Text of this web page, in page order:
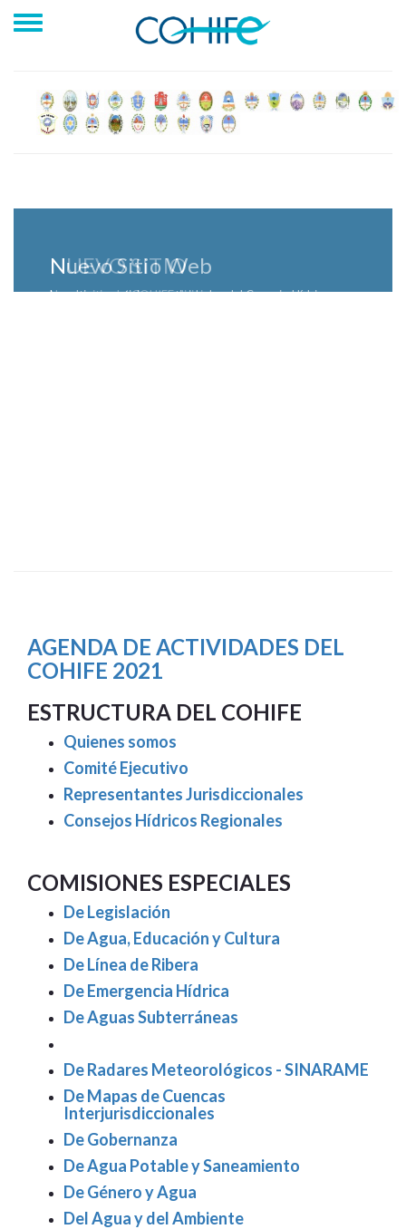
NUEVO SITIO
Nuevo sitio del COHIFE dirigirse a
AGENDA DE ACTIVIDADES DEL
COHIFE 2021
ESTRUCTURA DEL COHIFE
Quienes somos
Comité Ejecutivo
Representantes Jurisdiccionales
Consejos Hídricos Regionales
COMISIONES ESPECIALES
De Legislación
De Agua, Educación y Cultura
De Línea de Ribera
De Emergencia Hídrica
De Aguas Subterráneas
De Radares Meteorológicos - SINARAME
De Mapas de Cuencas
Interjurisdiccionales
De Gobernanza
De Agua Potable y Saneamiento
De Género y Agua
Del Agua y del Ambiente